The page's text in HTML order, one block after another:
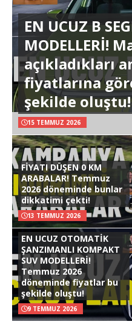
EN UCUZ B
MODELLERİ!
açıkladıkları
fiyatlarına
şekilde oluştu!
15 TEMMUZ 2026
FİYATI DÜŞEN 0 KM
ARABALAR! Temmuz
2026 döneminde bunlar
dikkatimi çekti!
13 TEMMUZ 2026
EN UCUZ OTOMATİK
ŞANZIMANLI KOMPAKT
SUV MODELLERİ!
Temmuz 2026
döneminde fiyatlar bu
şekilde oluştu!
9 TEMMUZ 2026